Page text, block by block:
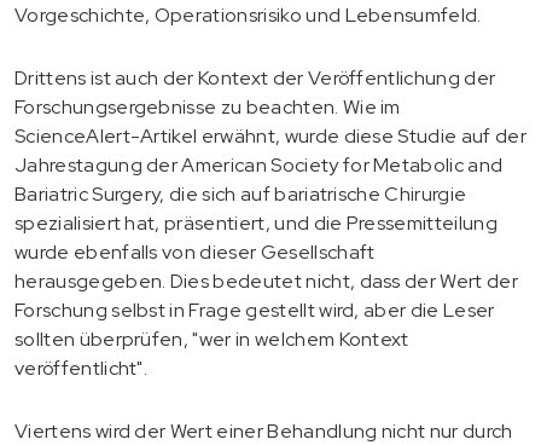
Vorgeschichte, Operationsrisiko und Lebensumfeld.
Drittens ist auch der Kontext der Veröffentlichung der
Forschungsergebnisse zu beachten. Wie im
ScienceAlert-Artikel erwähnt, wurde diese Studie auf der
Jahrestagung der American Society for Metabolic and
Bariatric Surgery, die sich auf bariatrische Chirurgie
spezialisiert hat, präsentiert, und die Pressemitteilung
wurde ebenfalls von dieser Gesellschaft
herausgegeben. Dies bedeutet nicht, dass der Wert der
Forschung selbst in Frage gestellt wird, aber die Leser
sollten überprüfen, "wer in welchem Kontext
veröffentlicht".
Viertens wird der Wert einer Behandlung nicht nur durch